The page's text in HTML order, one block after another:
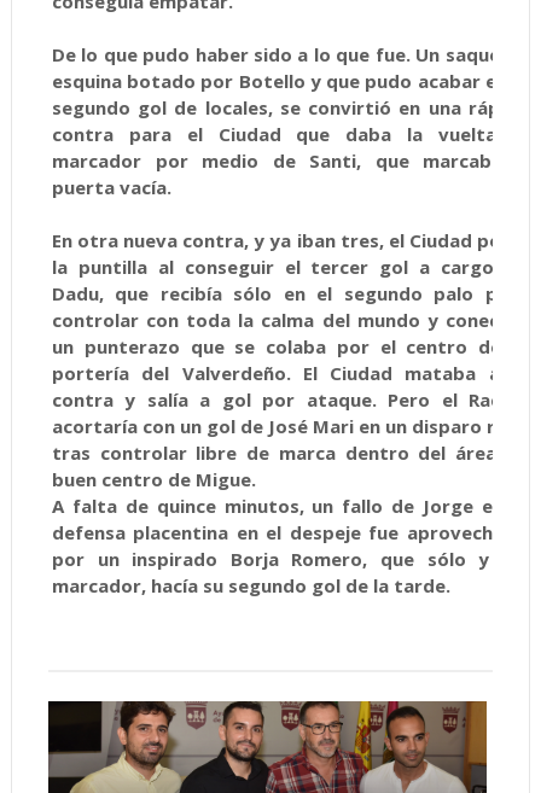
De lo que pudo haber sido a lo que fue. Un saque de
esquina botado por Botello y que pudo acabar en el
segundo gol de locales, se convirtió en una rápida
contra para el Ciudad que daba la vuelta al
marcador por medio de Santi, que marcaba a
puerta vacía.
En otra nueva contra, y ya iban tres, el Ciudad ponía
la puntilla al conseguir el tercer gol a cargo de
Dadu, que recibía sólo en el segundo palo para
controlar con toda la calma del mundo y conectar
un punterazo que se colaba por el centro de la
portería del Valverdeño. El Ciudad mataba a la
contra y salía a gol por ataque. Pero el Racing
acortaría con un gol de José Mari en un disparo raso
tras controlar libre de marca dentro del área un
buen centro de Migue.
A falta de quince minutos, un fallo de Jorge en la
defensa placentina en el despeje fue aprovechado
por un inspirado Borja Romero, que sólo y sin
marcador, hacía su segundo gol de la tarde.